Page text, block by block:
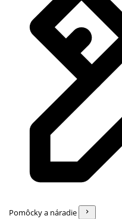
Pomôcky a náradie